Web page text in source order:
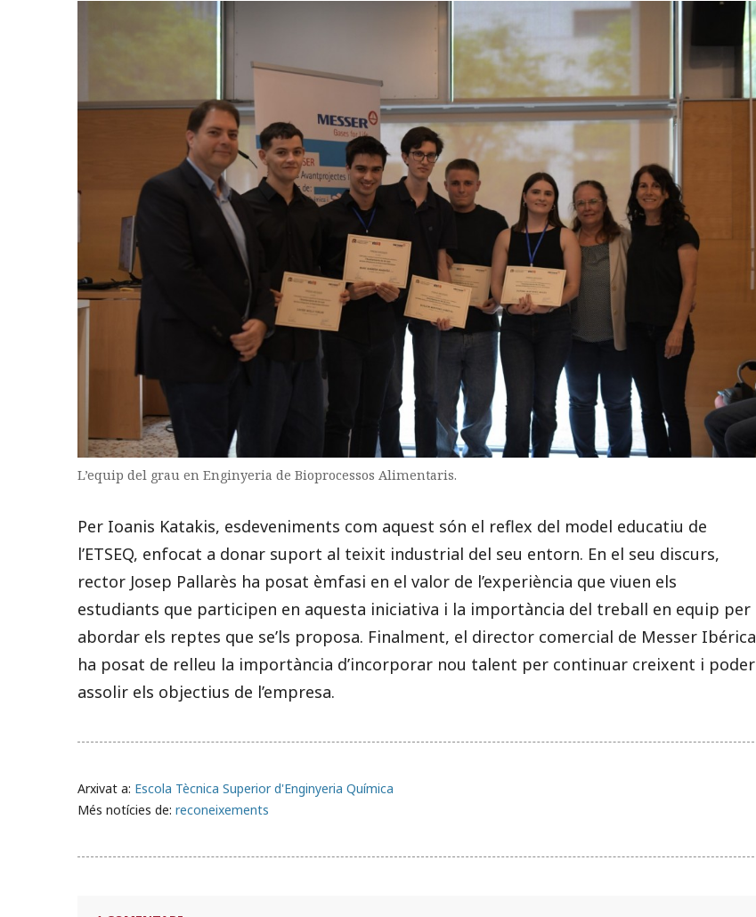
L’equip del grau en Enginyeria de Bioprocessos Alimentaris.
Per Ioanis Katakis, esdeveniments com aquest són el reflex del model educatiu de
l’ETSEQ, enfocat a donar suport al teixit industrial del seu entorn. En el seu discurs,
rector Josep Pallarès ha posat èmfasi en el valor de l’experiència que viuen els
estudiants que participen en aquesta iniciativa i la importància del treball en equip per
abordar els reptes que se’ls proposa. Finalment, el director comercial de Messer Ibérica
ha posat de relleu la importància d’incorporar nou talent per continuar creixent i poder
assolir els objectius de l’empresa.
Arxivat a: Escola Tècnica Superior d'Enginyeria Química
Més notícies de: reconeixements